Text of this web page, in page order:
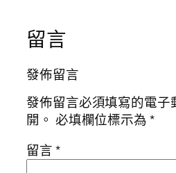
留言
發佈留言
發佈留言必須填寫的電子
開。 必填欄位標示為*
留言*